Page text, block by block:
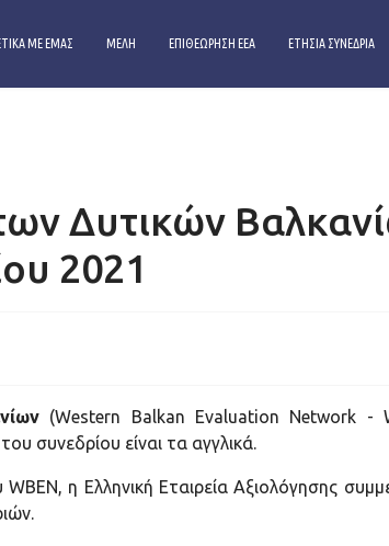
ΜΕ ΕΜΑΣ ΜΕΛΗ ΕΠΙΘΕΩΡΗΣΗ ΕΕΑ ΕΤΗΣΙΑ ΣΥΝΕΔΡΙΑ
Δυτικών
2021
(Western Balkan Evaluation Network -
συνεδρίου είναι τα αγγλικά.
WBEN, η Ελληνική Εταιρεία Αξιολόγησης